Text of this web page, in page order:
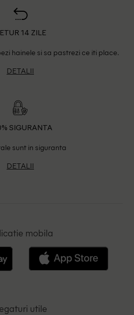
14 ZILE
hainele si sa pastrezi ce iti place.
DETALII
SIGURANTA
sunt in siguranta
DETALII
mobila
utile